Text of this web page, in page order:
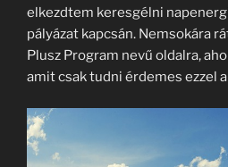
elkezdtem keresgélni
pályázat kapcsán. Nemsokára
Plusz Program nevű oldalra,
amit csak tudni érdemes ezzel